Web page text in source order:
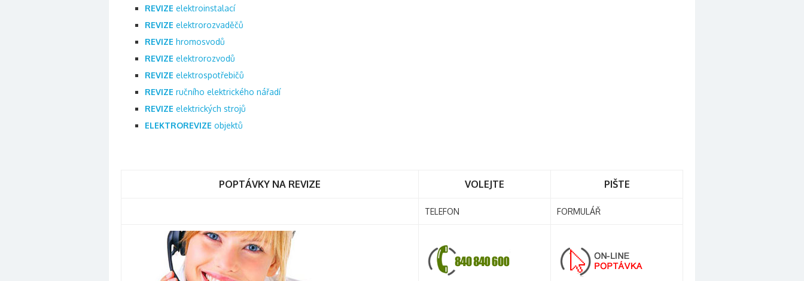
REVIZE elektroinstalací
REVIZE elektrorozvaděčů
REVIZE hromosvodů
REVIZE elektrorozvodů
REVIZE elektrospotřebičů
REVIZE ručního elektrického nářadí
REVIZE elektrických strojů
ELEKTROREVIZE objektů
POPTÁVKY NA REVIZE VOLEJTE PIŠTE
TELEFON FORMULÁŘ